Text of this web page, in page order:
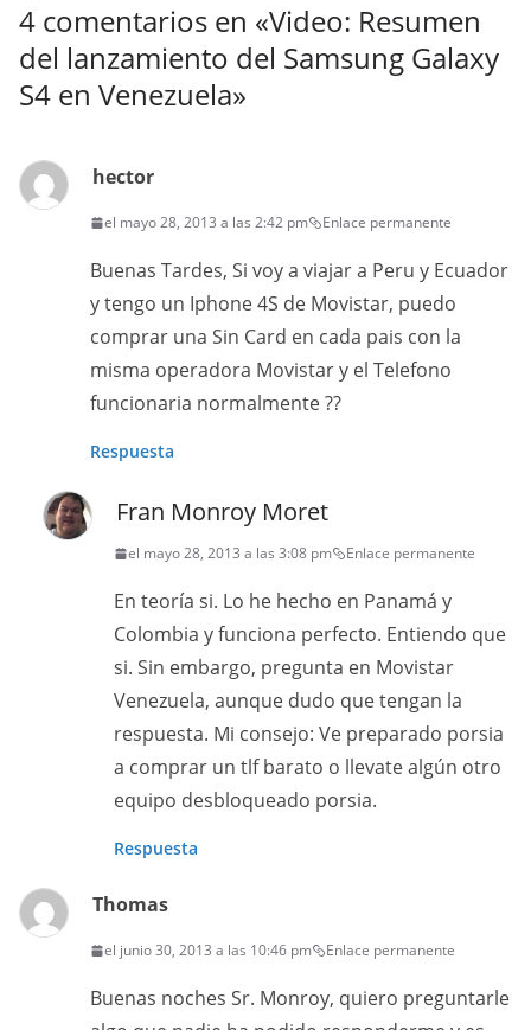
4 comentarios en «Video: Resumen
del lanzamiento del Samsung Galaxy
S4 en Venezuela»
hector
el mayo 28, 2013 a las 2:42 pm Enlace permanente
Buenas Tardes, Si voy a viajar a Peru y Ecuador
y tengo un Iphone 4S de Movistar, puedo
comprar una Sin Card en cada pais con la
misma operadora Movistar y el Telefono
funcionaria normalmente ??
Respuesta
Fran Monroy Moret
el mayo 28, 2013 a las 3:08 pm Enlace permanente
En teoría si. Lo he hecho en Panamá y
Colombia y funciona perfecto. Entiendo que
si. Sin embargo, pregunta en Movistar
Venezuela, aunque dudo que tengan la
respuesta. Mi consejo: Ve preparado porsia
a comprar un tlf barato o llevate algún otro
equipo desbloqueado porsia.
Respuesta
Thomas
el junio 30, 2013 a las 10:46 pm Enlace permanente
Buenas noches Sr. Monroy, quiero preguntarle